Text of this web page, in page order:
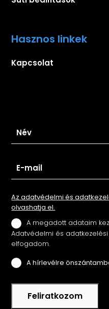
Hasznos linkek
Kapcsolat
Az adatvédelmi és
olvashatja el.
A megadott adataim
Adatvédelmi és adatkezelési
elfogadom.
A hírlevélre
Feliratkozom